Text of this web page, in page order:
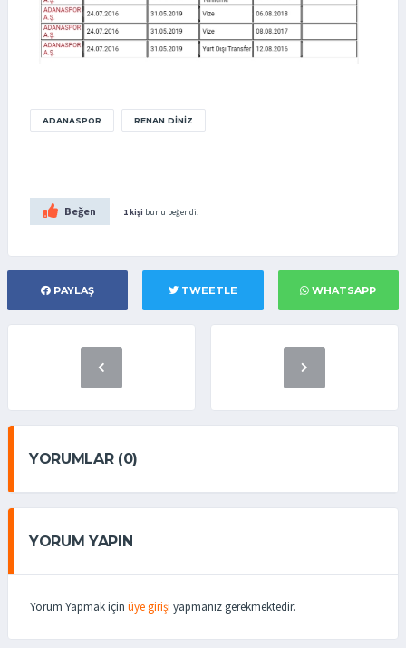
ADANASPOR RENAN DINIZ
Beğen 1 kişi bunu beğendi.
PAYLAŞ TWEETLE WHATSAPP
YORUMLAR (0)
YORUM YAPIN
Yorum Yapmak için üye girişi yapmanız gerekmektedir.